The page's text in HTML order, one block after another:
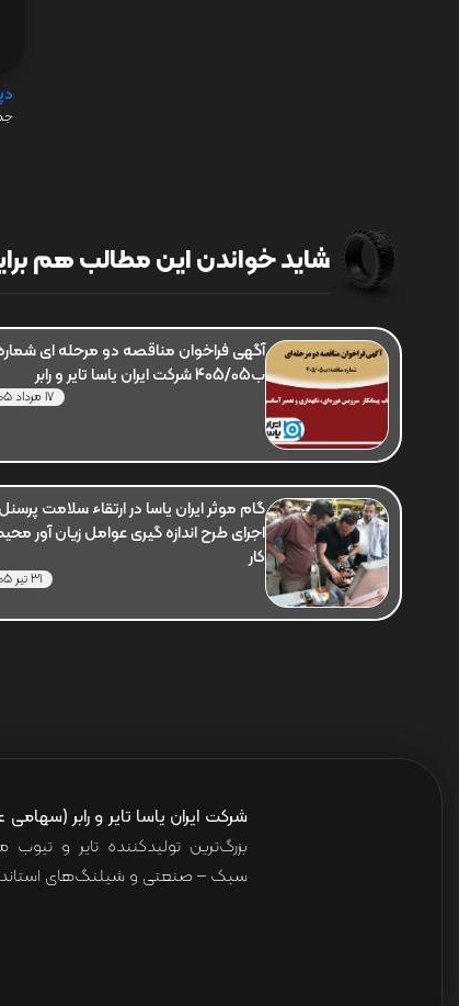
شاید خواندن این مطالب هم
آگهی فراخوان مناقصه دو مرحله ای
ب405/05 شرکت ایران یاسا تایر و رابر
17 مرداد 1405
گام موثر ایران یاسا در ارتقاء سلامت
اجرای طرح اندازه گیری عوامل زیان آور
کار
31 تیر 1405
شرکت ایران یاسا تایر و رابر (سهامی
بزرگ‌ترین تولیدکننده تایر و
سبک – صنعتی و شیلنگ‌های